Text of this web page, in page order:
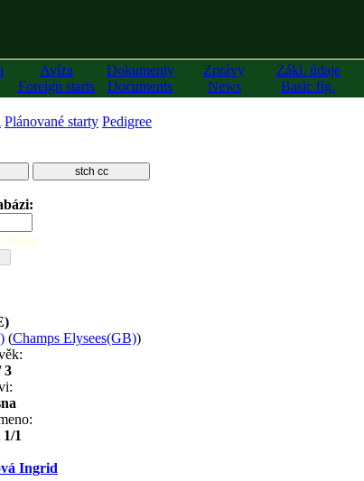
Avíza
Foreign starts
Dokumenty
Documents
Zprávy
News
Zákl. údaje
Basic fig.
Plánované starty Pedigree
stch cc
znaky
(Champs Elysees(GB))
3
1
Ingrid